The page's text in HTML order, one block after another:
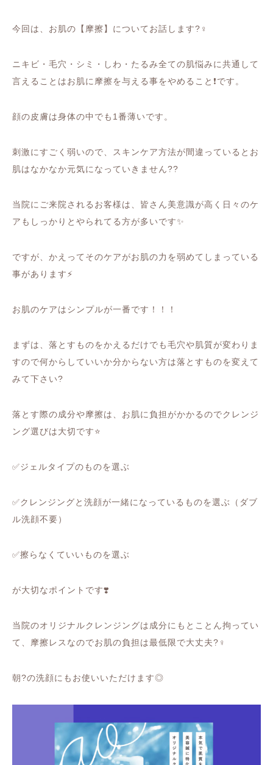
今回は、お肌の【摩擦】についてお話します?‍♀️
ニキビ・毛穴・シミ・しわ・たるみ全ての肌悩みに共通して
言えることはお肌に摩擦を与える事をやめること ❗️です。
顔の皮膚は身体の中でも 1 番薄いです。
刺激にすごく弱いので、スキンケア方法が間違っているとお
肌はなかなか元気になっていきません??
当院にご来院されるお客様は、皆さん美意識が高く日々のケ
アもしっかりとやられてる方が多いです✨
ですが、かえってそのケアがお肌の力を弱めてしまっている
事があります⚡️
お肌のケアはシンプルが一番です！！！
まずは、落とすものをかえるだけでも毛穴や肌質が変わりま
すので何からしていいか分からない方は落とすものを変えて
みて下さい?
落とす際の成分や摩擦は、お肌に負担がかかるのでクレンジ
ング選びは大切です⭐️
✅ジェルタイプのものを選ぶ
✅クレンジングと洗顔が一緒になっているものを選ぶ（ダブ
ル洗顔不要）
✅擦らなくていいものを選ぶ
が大切なポイントです❣️
当院のオリジナルクレンジングは成分にもとことん拘ってい
て、摩擦レスなのでお肌の負担は最低限で大丈夫?‍♀️
朝?の洗顔にもお使いいただけます◎